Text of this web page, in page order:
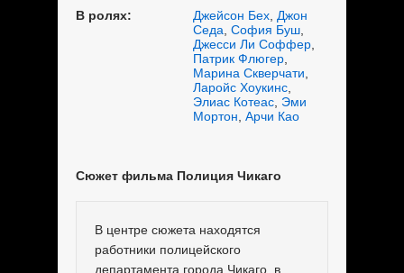
В ролях:
Джейсон Бех Джон
Седа София Буш
Джесси Ли Соффер
Патрик Флюгер
Марина Скверчати
Ларойс Хоукинс
Элиас Котеас Эми
Мортон Арчи Као
Сюжет фильма Полиция Чикаго
В центре сюжета находятся
работники полицейского
департамента города Чикаго, в